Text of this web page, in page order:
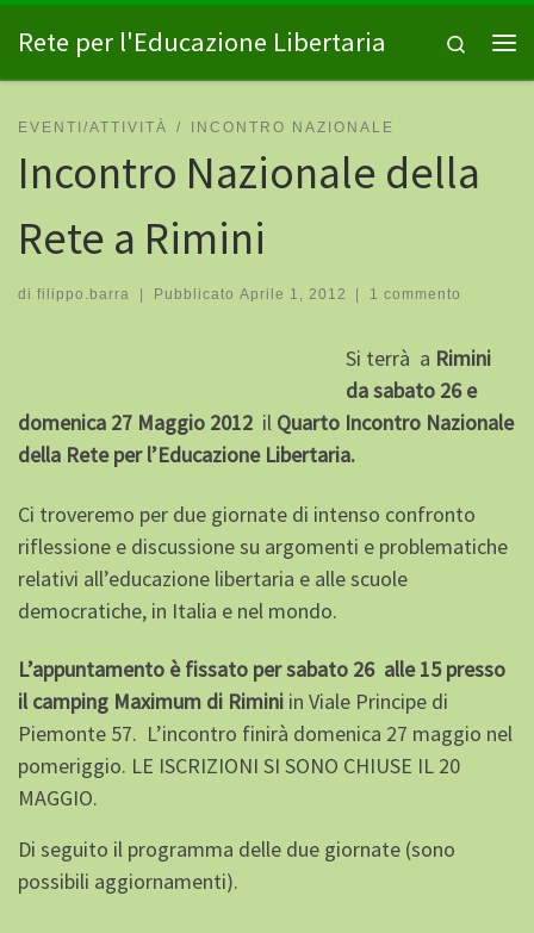
Passa al contenuto
Rete per l'Educazione Libertaria
Search
EVENTI/ATTIVITÀ INCONTRO NAZIONALE
Incontro Nazionale della
Rete a Rimini
di filippo.barra Pubblicato Aprile 1, 2012 1 commento
Si terrà a Rimini
da sabato 26 e
domenica 27 Maggio 2012 il Quarto Incontro Nazionale
della Rete per l’Educazione Libertaria.
Ci troveremo per due giornate di intenso confronto
riflessione e discussione su argomenti e problematiche
relativi all’educazione libertaria e alle scuole
democratiche, in Italia e nel mondo.
L’appuntamento è fissato per sabato 26 alle 15presso
il camping Maximum di Rimini in Viale Principe di
Piemonte 57. L’incontro finirà domenica 27 maggio nel
pomeriggio. LE ISCRIZIONI SI SONO CHIUSE IL 20
MAGGIO.
Di seguito il programma delle due giornate (sono
possibili aggiornamenti).